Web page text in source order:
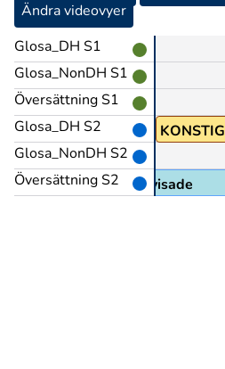
Ändra videovyer
Glosa_DH S1
Glosa_NonDH S1
Översättning S1
Glosa_DH S2
Glosa_NonDH S2
Översättning S2
KONSTIG
när dom undervisade